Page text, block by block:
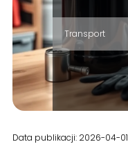
Transport
Data publikacji: 2026-04-01